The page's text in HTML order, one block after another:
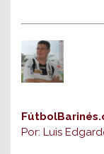
Por: Luis